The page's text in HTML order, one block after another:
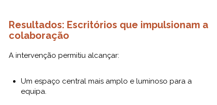
Resultados: Escritórios que impulsionam a
colaboração
A intervenção permitiu alcançar:
Um espaço central mais amplo e luminoso para a
equipa.